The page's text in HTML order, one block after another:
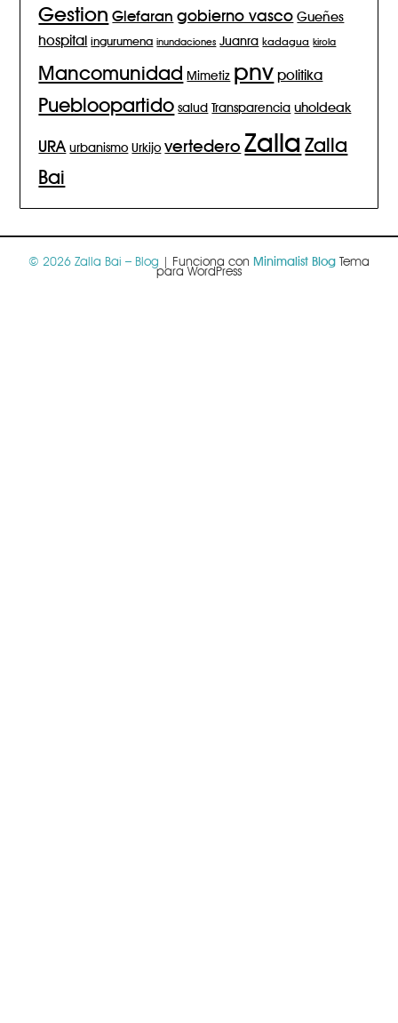
Gestion Glefaran gobierno vasco Gueñes
hospital ingurumena inundaciones Juanra kadagua kirola
Mancomunidad Mimetiz pnv politika
Puebloopartido salud Transparencia uholdeak
URA urbanismo Urkijo vertedero Zalla Zalla
Bai
© 2026 Zalla Bai – Blog | Funciona con Minimalist Blog Tema
para WordPress